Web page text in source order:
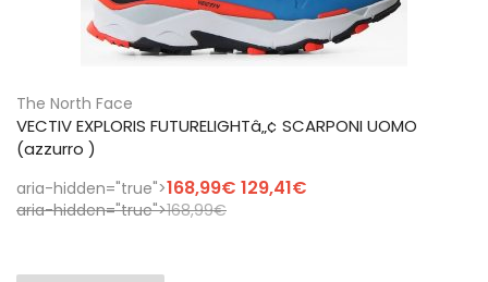
The North Face
VECTIV EXPLORIS FUTURELIGHTâ„¢ SCARPONI UOMO
(azzurro )
aria-hidden="true">168,99€ Il
129,41€
aria-hidden="true">168,99€